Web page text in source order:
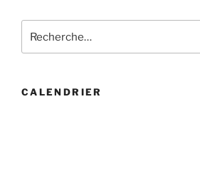
pour
CALENDRIER